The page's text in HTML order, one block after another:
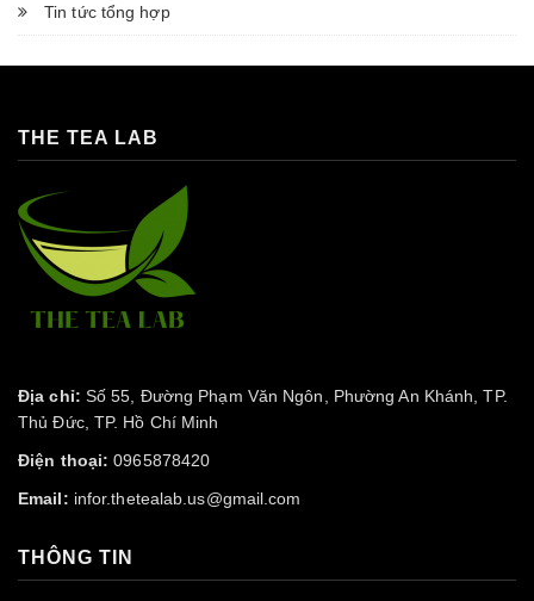
Tin tức tổng hợp
THE TEA LAB
Địa chỉ: Số 55, Đường Phạm Văn Ngôn, Phường An Khánh, TP.
Thủ Đức, TP. Hồ Chí Minh
Điện thoại: 0965878420
Email: infor.thetealab.us@gmail.com
THÔNG TIN